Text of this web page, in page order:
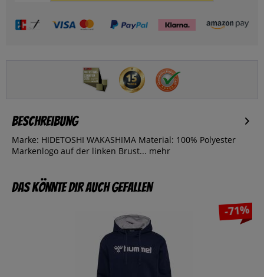
Beschreibung
Marke: HIDETOSHI WAKASHIMA Material: 100% Polyester
Markenlogo auf der linken Brust... mehr
Das könnte dir auch gefallen
-71%